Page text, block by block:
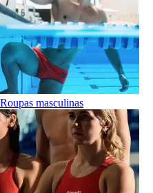
Roupas masculinas